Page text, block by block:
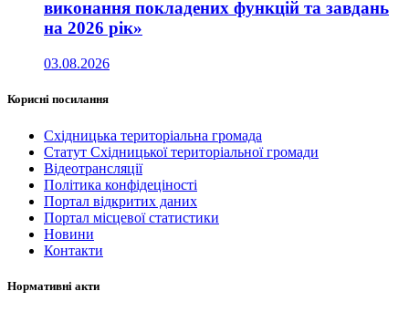
виконання покладених функцій та завдань
на 2026 рік»
03.08.2026
Корисні посилання
Східницька територіальна громада
Статут Східницької територіальної громади
Відеотрансляції
Політика конфідеціності
Портал відкритих даних
Портал місцевої статистики
Новини
Контакти
Нормативні акти